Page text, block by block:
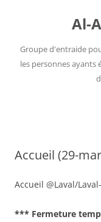
Al-
Groupe d'entraide
les personnes ayants
Accueil (29-
Accueil @Laval/
*** Fermeture